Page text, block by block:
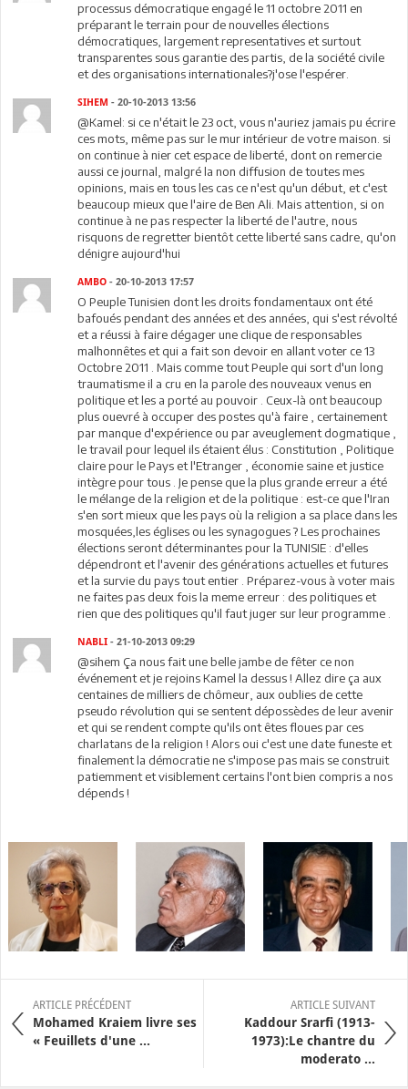
processus démocratique engagé le 11 octobre 2011 en
préparant le terrain pour de nouvelles élections
démocratiques, largement representatives et surtout
transparentes sous garantie des partis, de la société civile
et des organisations internationales?j'ose l'espérer.
SIHEM - 20-10-2013 13:56
@Kamel: si ce n'était le 23 oct, vous n'auriez jamais pu écrire
ces mots, même pas sur le mur intérieur de votre maison. si
on continue à nier cet espace de liberté, dont on remercie
aussi ce journal, malgré la non diffusion de toutes mes
opinions, mais en tous les cas ce n'est qu'un début, et c'est
beaucoup mieux que l'aire de Ben Ali. Mais attention, si on
continue à ne pas respecter la liberté de l'autre, nous
risquons de regretter bientôt cette liberté sans cadre, qu'on
dénigre aujourd'hui
AMBO - 20-10-2013 17:57
O Peuple Tunisien dont les droits fondamentaux ont été
bafoués pendant des années et des années, qui s'est révolté
et a réussi à faire dégager une clique de responsables
malhonnêtes et qui a fait son devoir en allant voter ce 13
Octobre 2011 . Mais comme tout Peuple qui sort d'un long
traumatisme il a cru en la parole des nouveaux venus en
politique et les a porté au pouvoir . Ceux-là ont beaucoup
plus ouevré à occuper des postes qu'à faire , certainement
par manque d'expérience ou par aveuglement dogmatique ,
le travail pour lequel ils étaient élus : Constitution , Politique
claire pour le Pays et l'Etranger , économie saine et justice
intègre pour tous . Je pense que la plus grande erreur a été
le mélange de la religion et de la politique : est-ce que l'Iran
s'en sort mieux que les pays où la religion a sa place dans les
mosquées,les églises ou les synagogues ? Les prochaines
élections seront déterminantes pour la TUNISIE : d'elles
dépendront et l'avenir des générations actuelles et futures
et la survie du pays tout entier . Préparez-vous à voter mais
ne faites pas deux fois la meme erreur : des politiques et
rien que des politiques qu'il faut juger sur leur programme .
NABLI - 21-10-2013 09:29
@sihem Ça nous fait une belle jambe de fêter ce non
événement et je rejoins Kamel la dessus ! Allez dire ça aux
centaines de milliers de chômeur, aux oublies de cette
pseudo révolution qui se sentent dépossèdes de leur avenir
et qui se rendent compte qu'ils ont êtes floues par ces
charlatans de la religion ! Alors oui c'est une date funeste et
finalement la démocratie ne s'impose pas mais se construit
patiemment et visiblement certains l'ont bien compris a nos
dépends !
ARTICLE PRÉCÉDENT
Mohamed Kraiem livre ses
« Feuillets d'une ...
ARTICLE SUIVANT
Kaddour Srarfi (1913-
1973):Le chantre du
moderato ...